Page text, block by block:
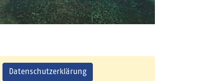
Datenschutzerklärung